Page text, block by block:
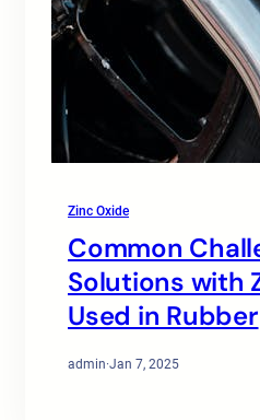
Zinc Oxide
Common
Solutions with
Used in Rubber
admin·Jan 7, 2025